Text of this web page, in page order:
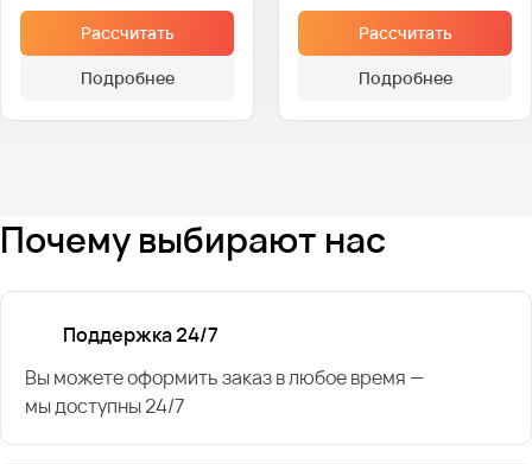
Рассчитать
Подробнее
Рассчитать
Подробнее
Почему выбирают нас
Поддержка 24/7
Вы можете оформить заказ в любое время —
мы доступны 24/7